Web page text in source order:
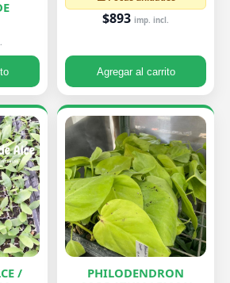
$893 imp. incl.
Agregar al carrito
/
PHILODENDRON